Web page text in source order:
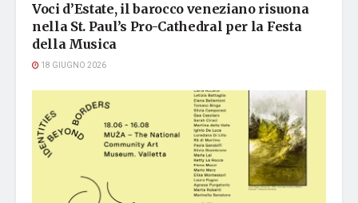
Voci d’Estate, il barocco veneziano risuona
nella St. Paul’s Pro-Cathedral per la Festa
della Musica
18 GIUGNO 2026